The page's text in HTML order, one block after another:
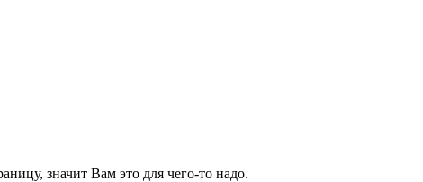
значит Вам это для чего-то надо.